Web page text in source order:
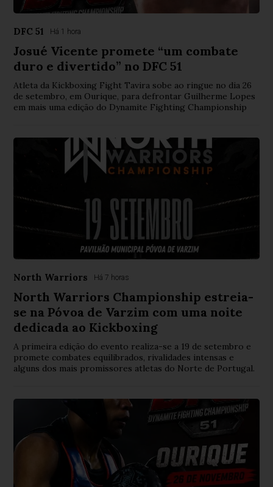
DFC 51 Há 1 hora
Josué Vicente promete “um combate
duro e divertido” no DFC 51
Atleta da Kickboxing Fight Tavira sobe ao ringue no dia 26
de setembro, em Ourique, para defrontar Guilherme Lopes
em mais uma edição do Dynamite Fighting Championship
North Warriors Há 7 horas
North Warriors Championship estreia-
se na Póvoa de Varzim com uma noite
dedicada ao Kickboxing
A primeira edição do evento realiza-se a 19 de setembro e
promete combates equilibrados, rivalidades intensas e
alguns dos mais promissores atletas do Norte de Portugal.